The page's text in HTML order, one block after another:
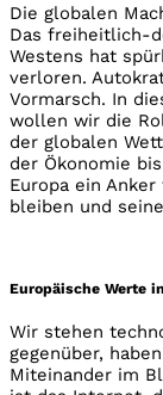
Die globalen
Das freiheitlich-
Westens hat
verloren.
Vormarsch. In
wollen wir die
der globalen
der Ökonomie
Europa ein
bleiben und
Europäische Werte
Wir stehen
gegenüber,
Miteinander im